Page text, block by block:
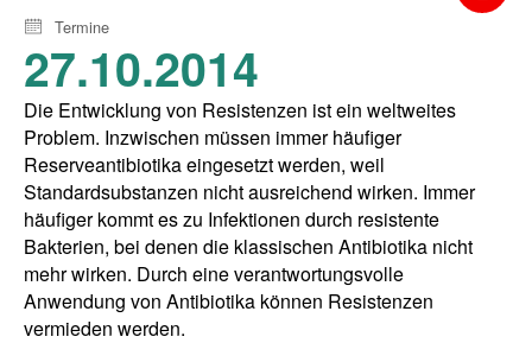
Inhalt
zur
Suche
Termine
27.10.2014
Die Entwicklung von Resistenzen ist ein weltweites
Problem. Inzwischen müssen immer häufiger
Reserveantibiotika eingesetzt werden, weil
Standardsubstanzen nicht ausreichend wirken. Immer
häufiger kommt es zu Infektionen durch resistente
Bakterien, bei denen die klassischen Antibiotika nicht
mehr wirken. Durch eine verantwortungsvolle
Anwendung von Antibiotika können Resistenzen
vermieden werden.